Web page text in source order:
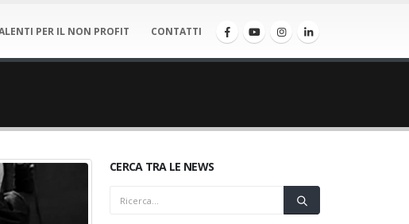
PER IL NON PROFIT CONTATTI
CERCA TRA LE NEWS